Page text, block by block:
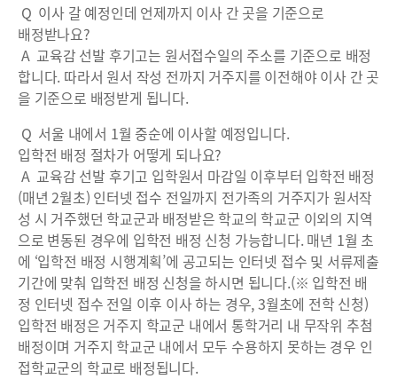
Q 이사 갈 예정인데 언제까지 이사 간 곳을 기준으로
배정받나요?
A 교육감 선발 후기고는 원서접수일의 주소를 기준으로 배정
합니다. 따라서 원서 작성 전까지 거주지를 이전해야 이사 간 곳
을 기준으로 배정받게 됩니다.
Q 서울 내에서 1월 중순에 이사할 예정입니다.
입학전 배정 절차가 어떻게 되나요?
A 교육감 선발 후기고 입학원서 마감일 이후부터 입학전 배정
(매년 2월초) 인터넷 접수 전일까지 전가족의 거주지가 원서작
성 시 거주했던 학교군과 배정받은 학교의 학교군 이외의 지역
으로 변동된 경우에 입학전 배정 신청 가능합니다. 매년 1월 초
에 ‘입학전 배정 시행계획’에 공고되는 인터넷 접수 및 서류제출
기간에 맞춰 입학전 배정 신청을 하시면 됩니다.(※ 입학전 배
정 인터넷 접수 전일 이후 이사 하는 경우, 3월초에 전학 신청)
입학전 배정은 거주지 학교군 내에서 통학거리 내 무작위 추첨
배정이며 거주지 학교군 내에서 모두 수용하지 못하는 경우 인
접학교군의 학교로 배정됩니다.